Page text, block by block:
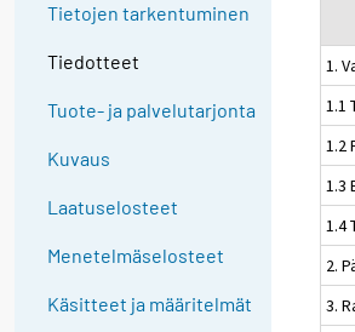
Tietojen tarkentuminen
Tiedotteet
Tuote- ja palvelutarjonta
Kuvaus
Laatuselosteet
Menetelmäselosteet
Käsitteet ja määritelmät
1.
1.1
1.2
1.3
1.4
2.
3.